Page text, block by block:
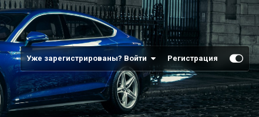
Уже зарегистрированы? Войти Регистрация